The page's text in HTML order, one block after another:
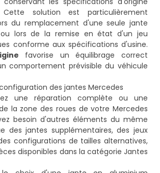
solution est particulièrement
du remplacement d'une seule jante
lors de la remise en état d'un jeu
conforme aux spécifications d'usine.
favorise un équilibrage correct
comportement prévisible du véhicule
des jantes Mercedes
une réparation complète ou une
la zone des roues de votre Mercedes
besoin d'autres éléments du même
des jantes supplémentaires, des jeux
configurations de tailles alternatives,
disponibles dans la catégorie Jantes